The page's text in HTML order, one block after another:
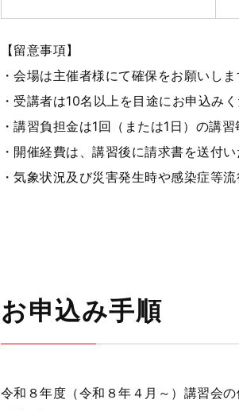
【留意事項】
・会場は主催者様にて確保をお願いしま
・受講者は10名以上を目途にお申込みく
・講習負担金は1回（または1日）の講習
・開催経費は、講習後に請求書を送付
・気象状況及び災害発生時や感染症等
お申込み手順
令和８年度（令和８年４月～）講習会